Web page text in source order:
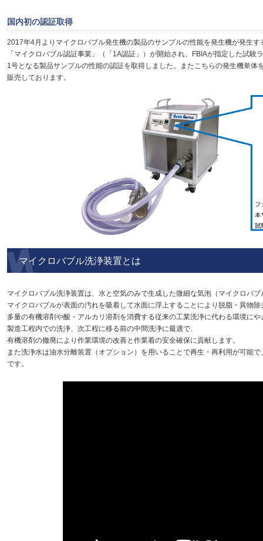
国内初の認証取得
2017年4月よりマイクロバブル発生機の製品のサンプルの性能を発生機が発生
「マイクロバブル認証事業」（「1A認証」）が開始され、FBIAが指定した試
1号となる製品サンプルの性能の認証を取得しました。またこちらの発生機単体
販売しております。
マイクロバブル洗浄装置とは
マイクロバブル洗浄装置は、水と空気のみで生成した微細な気泡（マイクロバ
マイクロバブルが表面の汚れを吸着して水面に浮上することにより脱脂・異物
多量の有機溶剤や酸・アルカリ溶剤を消費する従来の工業洗浄に代わる環境に
製造工程内での洗浄、次工程に移る前の中間洗浄に最適で、
有機溶剤の撤廃により作業環境の改善と作業着の安全確保に貢献します。
また洗浄水は油水分離装置（オプション）を用いることで再生・再利用が可能
です。